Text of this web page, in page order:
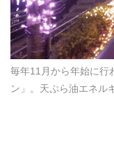
毎年11月から年始に行
ン」。天ぷら油エネル